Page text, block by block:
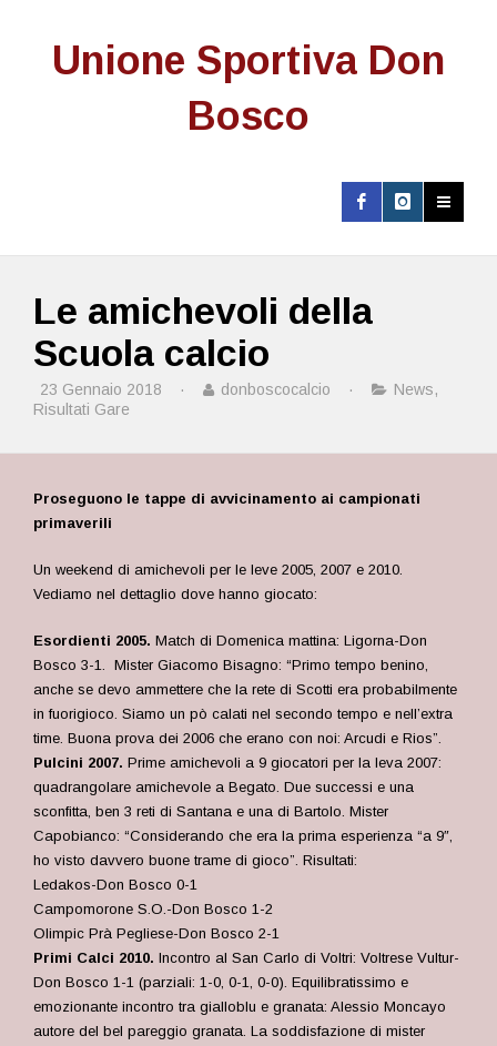
Unione Sportiva Don
Bosco
Le amichevoli della
Scuola calcio
23 Gennaio 2018 · donboscocalcio · News,
Risultati Gare
Proseguono le tappe di avvicinamento ai campionati
primaverili
Un weekend di amichevoli per le leve 2005, 2007 e 2010.
Vediamo nel dettaglio dove hanno giocato:
Esordienti 2005. Match di Domenica mattina: Ligorna-Don
Bosco 3-1. Mister Giacomo Bisagno: “Primo tempo benino,
anche se devo ammettere che la rete di Scotti era probabilmente
in fuorigioco. Siamo un pò calati nel secondo tempo e nell’extra
time. Buona prova dei 2006 che erano con noi: Arcudi e Rios”.
Pulcini 2007. Prime amichevoli a 9 giocatori per la leva 2007:
quadrangolare amichevole a Begato. Due successi e una
sconfitta, ben 3 reti di Santana e una di Bartolo. Mister
Capobianco: “Considerando che era la prima esperienza “a 9″,
ho visto davvero buone trame di gioco”. Risultati:
Ledakos-Don Bosco 0-1
Campomorone S.O.-Don Bosco 1-2
Olimpic Prà Pegliese-Don Bosco 2-1
Primi Calci 2010. Incontro al San Carlo di Voltri: Voltrese Vultur-
Don Bosco 1-1 (parziali: 1-0, 0-1, 0-0). Equilibratissimo e
emozionante incontro tra gialloblu e granata: Alessio Moncayo
autore del bel pareggio granata. La soddisfazione di mister